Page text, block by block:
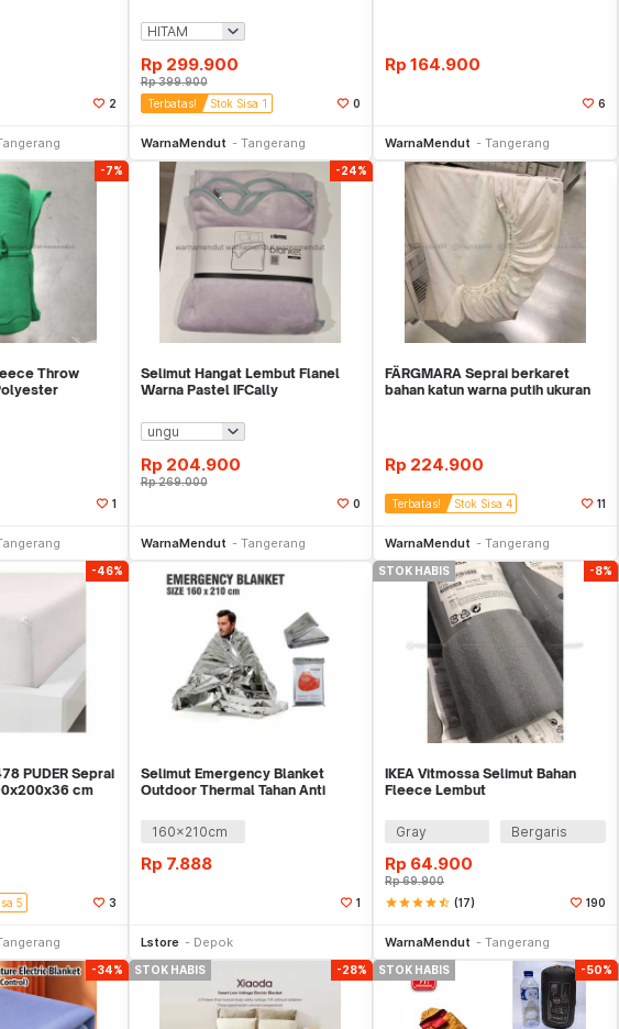
2
Rp 299.900
Rp399.900
Terbatas!
Stok Sisa 1 0
WarnaMendut Tangerang
Rp 164.900
6
WarnaMendut Tangerang
-7%
Throw
1
-24%
Selimut Hangat Lembut Flanel
Warna Pastel IFCally
Rp 204.900
Rp269.000
0
WarnaMendut Tangerang
FÄRGMARA Seprai berkaret
bahan katun warna putih ukuran
Rp 224.900
Terbatas! Stok Sisa 4 11
WarnaMendut Tangerang
-46%
PUDER Seprai
cm
5 3
Selimut Emergency Blanket
Outdoor Thermal Tahan Anti
160x210cm
Rp 7.888
1
Lstore Depok
STOK HABIS -8%
IKEA Vitmossa Selimut Bahan
Fleece Lembut
Gray Bergaris
Rp 64.900
Rp69.900
starstarstarstarstar_half (17) 190
WarnaMendut Tangerang
-34% STOK HABIS -28% STOK HABIS -50%